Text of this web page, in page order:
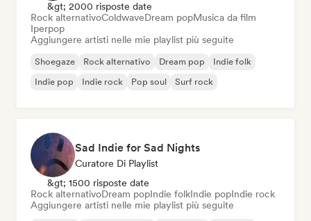
&gt; 2000 risposte date
Rock alternativoColdwaveDream popMusica da film
Iperpop
Aggiungere artisti nelle mie playlist più seguite
Shoegaze Rock alternativo Dream pop
Indie folk
Indie pop
Indie rock Pop soul Surf rock
Sad Indie for Sad Nights
Curatore Di Playlist
&gt; 1500 risposte date
Rock alternativoDream popIndie folkIndie popIndie rock
Aggiungere artisti nelle mie playlist più seguite